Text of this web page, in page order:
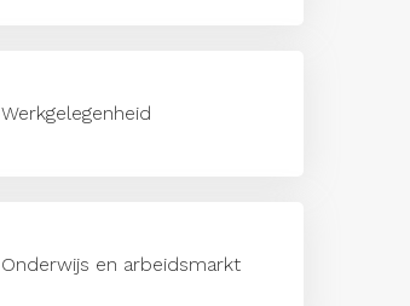
Werkgelegenheid
Onderwijs en arbeidsmarkt